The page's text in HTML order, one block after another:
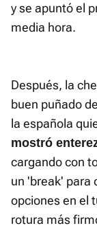
y se apuntó el
media hora.
Después, la
buen puñado
la española
mostró
cargando con
un 'break' para
opciones en el
rotura más